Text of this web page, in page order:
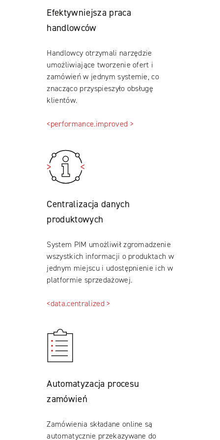
Efektywniejsza praca
handlowców
Handlowcy otrzymali narzędzie
umożliwiające tworzenie ofert i
zamówień w jednym systemie, co
znacząco przyspieszyło obsługę
klientów.
<performance.improved >
Centralizacja danych
produktowych
System PIM umożliwił zgromadzenie
wszystkich informacji o produktach w
jednym miejscu i udostępnienie ich w
platformie sprzedażowej.
<data.centralized >
Automatyzacja procesu
zamówień
Zamówienia składane online są
automatycznie przekazywane do